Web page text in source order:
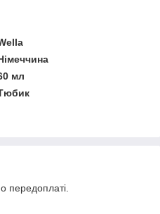
мл
передоплаті.